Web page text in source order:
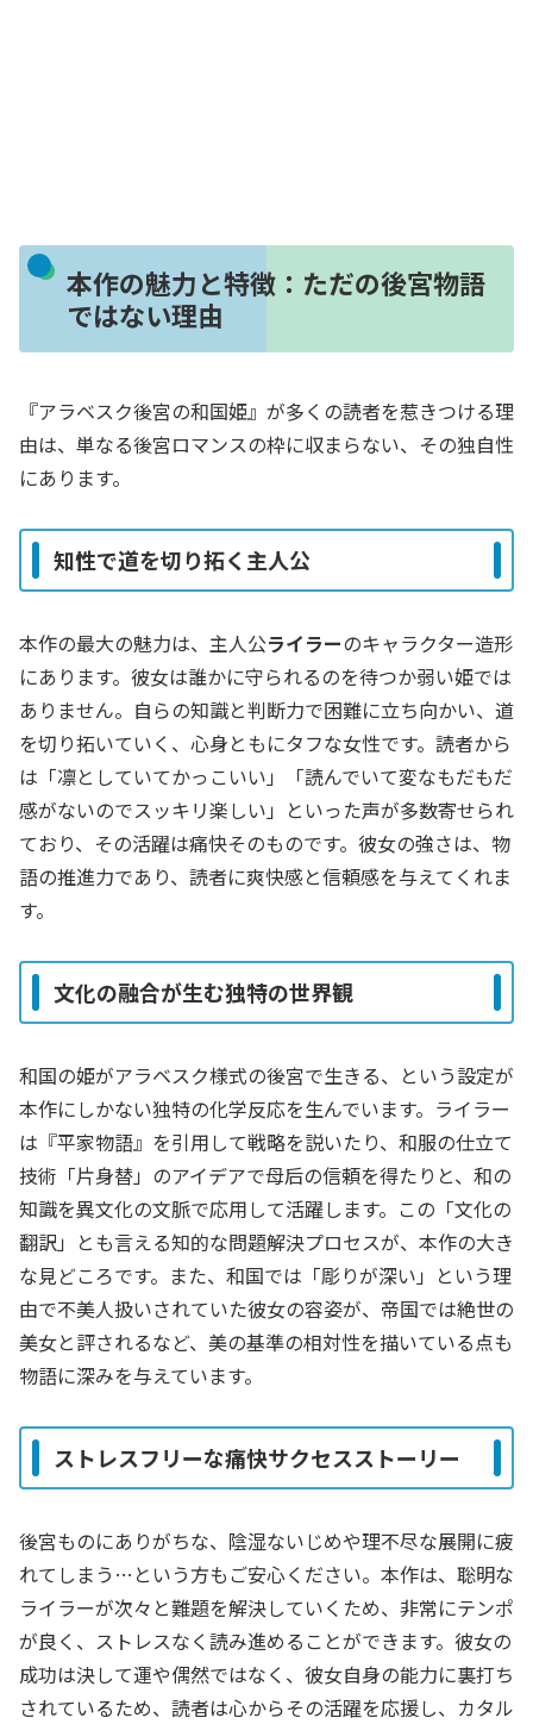
本作の魅力と特徴：ただの後宮物語
ではない理由
『アラベスク後宮の和国姫』が多くの読者を惹きつける理
由は、単なる後宮ロマンスの枠に収まらない、その独自性
にあります。
知性で道を切り拓く主人公
本作の最大の魅力は、主人公ライラーのキャラクター造形
にあります。彼女は誰かに守られるのを待つか弱い姫では
ありません。自らの知識と判断力で困難に立ち向かい、道
を切り拓いていく、心身ともにタフな女性です。読者から
は「凛としていてかっこいい」「読んでいて変なもだもだ
感がないのでスッキリ楽しい」といった声が多数寄せられ
ており、その活躍は痛快そのものです。彼女の強さは、物
語の推進力であり、読者に爽快感と信頼感を与えてくれま
す。
文化の融合が生む独特の世界観
和国の姫がアラベスク様式の後宮で生きる、という設定が
本作にしかない独特の化学反応を生んでいます。ライラー
は『平家物語』を引用して戦略を説いたり、和服の仕立て
技術「片身替」のアイデアで母后の信頼を得たりと、和の
知識を異文化の文脈で応用して活躍します。この「文化の
翻訳」とも言える知的な問題解決プロセスが、本作の大き
な見どころです。また、和国では「彫りが深い」という理
由で不美人扱いされていた彼女の容姿が、帝国では絶世の
美女と評されるなど、美の基準の相対性を描いている点も
物語に深みを与えています。
ストレスフリーな痛快サクセスストーリー
後宮ものにありがちな、陰湿ないじめや理不尽な展開に疲
れてしまう…という方もご安心ください。本作は、聡明な
ライラーが次々と難題を解決していくため、非常にテンポ
が良く、ストレスなく読み進めることができます。彼女の
成功は決して運や偶然ではなく、彼女自身の能力に裏打ち
されているため、読者は心からその活躍を応援し、カタル